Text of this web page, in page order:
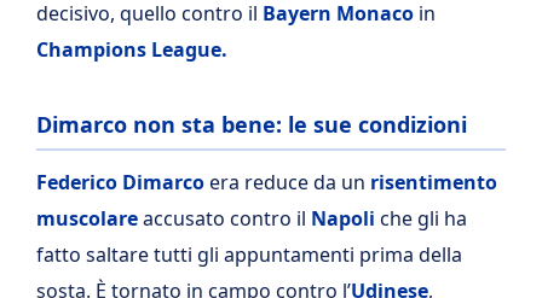
decisivo, quello contro il Bayern Monaco in
Champions League.
Dimarco non sta bene: le sue condizioni
Federico Dimarcoera reduce da un risentimento
muscolareaccusato contro il Napoli che gli ha
fatto saltare tutti gli appuntamenti prima della
sosta. È tornato in campo contro l’Udinese,